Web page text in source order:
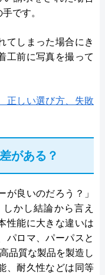
です。
てしまった場合にき
工前に写真を撮って
正しい選び方、失敗
がある？
良いのだろう？」
かし結論から言え
性能に大きな違いは
パロマ、パーパスと
品質な製品を製造し
、耐久性などは同等